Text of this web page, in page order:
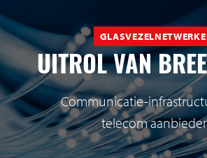
UITROL VAN
Communicatie-
telecom